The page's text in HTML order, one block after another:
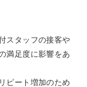
スタッフの接客や
満足度に影響をあ
ピート増加のため